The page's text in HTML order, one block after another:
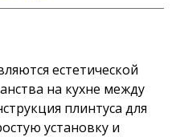
естетической
на кухне между
плинтуса для
установку и